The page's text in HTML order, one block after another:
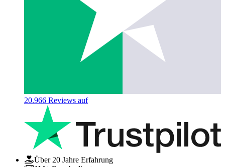
20.966 Reviews auf
Über 20 Jahre Erfahrung